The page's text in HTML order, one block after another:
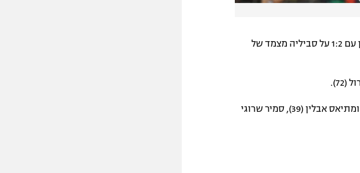
בספרד קטעה ריאל סוסיאדד רצף של שלושה משחקים ללא ניצחון עם 1:2 על סביליה מצמד של
בצרפת, ניצחה נאנט 1:2 את פריז FC משערים של יוסף אל ערבי (2) ומתיאס אבלין (39), סמיר שרוגי